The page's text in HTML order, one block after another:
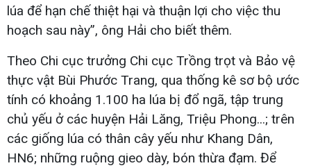
lúa để hạn chế thiệt hại và thuận lợi cho việc thu
hoạch sau này”, ông Hải cho biết thêm.
Theo Chi cục trưởng Chi cục Trồng trọt và Bảo vệ
thực vật Bùi Phước Trang, qua thống kê sơ bộ ước
tính có khoảng 1.100 ha lúa bị đổ ngã, tập trung
chủ yếu ở các huyện Hải Lăng, Triệu Phong...; trên
các giống lúa có thân cây yếu như Khang Dân,
HN6; những ruộng gieo dày, bón thừa đạm. Để